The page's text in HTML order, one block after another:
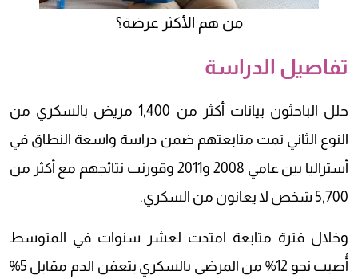
من هم الأكثر عرضة؟
تفاصيل الدراسة
حلل الباحثون بيانات أكثر من 1,400 مريض بالسكري من
النوع الثاني تمت متابعتهم ضمن دراسة واسعة النطاق في
أستراليا بين عامي 2008 و2011 وقورنت نتائجهم مع أكثر من
5,700 شخص لا يعانون من السكري.
وخلال فترة متابعة امتدت لعشر سنوات في المتوسط
أُصيب نحو 12% من المرضى بالسكري بتعفن الدم مقابل 5%